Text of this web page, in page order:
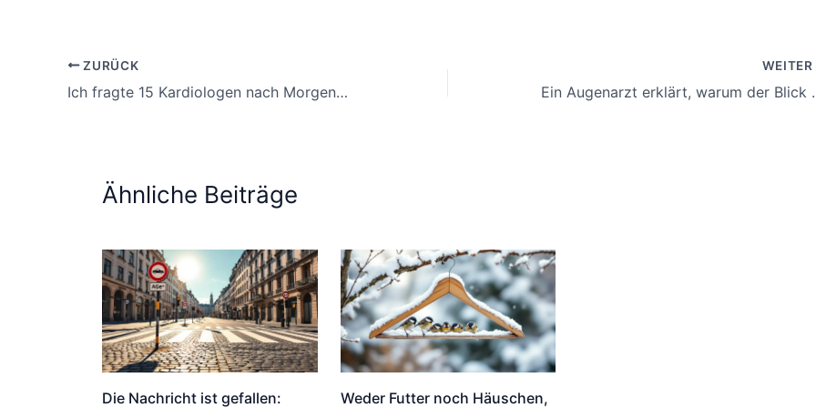
ZURÜCK
Ich fragte 15 Kardiologen nach Morgenkaffee, ihre Antwort hat mich schockiert
WEITER
Ein Augenarzt
Ähnliche Beiträge
Die Nachricht ist gefallen: Weder Futter noch Häuschen,